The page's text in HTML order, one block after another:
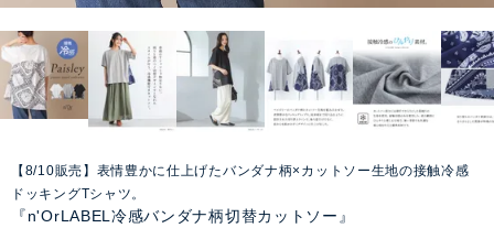
【8/10販売】表情豊かに仕上げたバンダナ柄×カットソー生地の接触冷感
ドッキングTシャツ。
『n'OrLABEL冷感バンダナ柄切替カットソー』